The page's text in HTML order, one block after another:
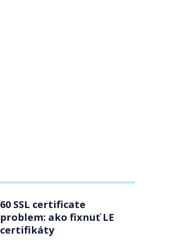
60 SSL certificate
problem: ako fixnuť LE
certifikáty